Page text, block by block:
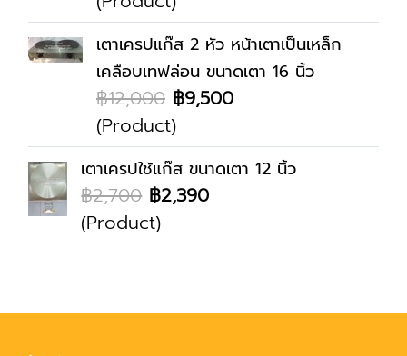
เตาเครปแก๊ส 2 หัว หน้าเตาเป็นเหล็ก
เคลือบเทฟล่อน ขนาดเตา 16 นิ้ว
฿12,000 ฿9,500
(Product)
เตาเครปใช้แก๊ส ขนาดเตา 12 นิ้ว
฿2,700 ฿2,390
(Product)